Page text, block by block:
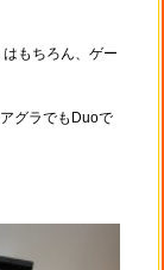
もちろん、ゲー
グラでもDuoで